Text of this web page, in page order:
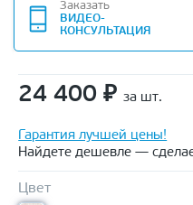
Заказать
ВИДЕО-
КОНСУЛЬТАЦИЯ
24 400 ₽ за шт.
Гарантия лучшей цены!
Найдете дешевле —
Цвет